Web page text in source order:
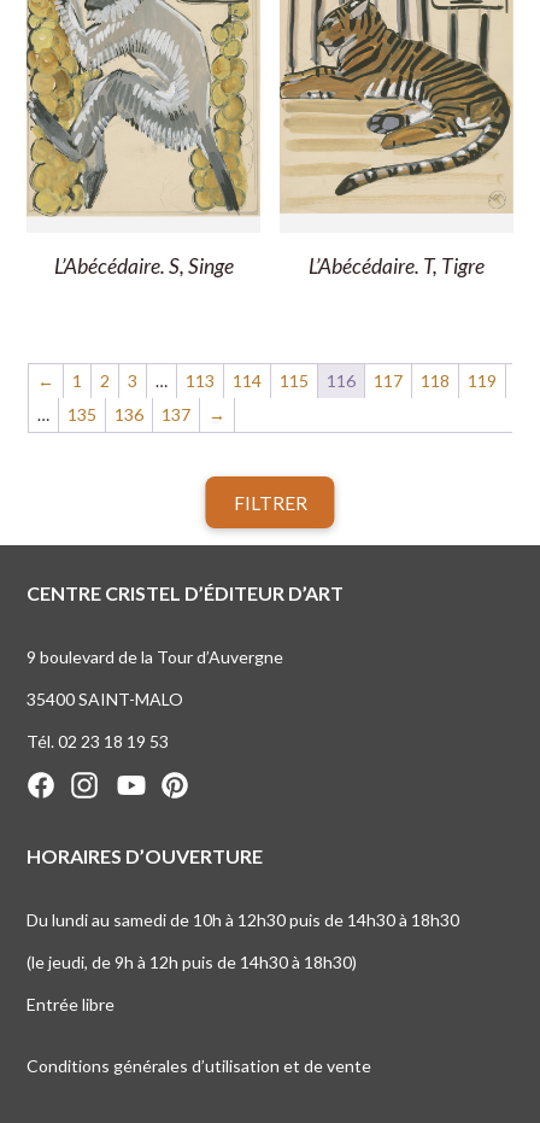
L’Abécédaire. S, Singe L’Abécédaire. T, Tigre
← 1 2 3 … 113 114 115 116 117 118
119
…
135 136 137 →
FILTRER
CENTRE CRISTEL D’ÉDITEUR D’ART
9 boulevard de la Tour d’Auvergne
35400 SAINT-MALO
Tél. 02 23 18 19 53
HORAIRES D’OUVERTURE
Du lundi au samedi de 10h à 12h30 puis de 14h30 à 18h30
(le jeudi, de 9h à 12h puis de 14h30 à 18h30)
Entrée libre
Conditions générales d’utilisation et de vente